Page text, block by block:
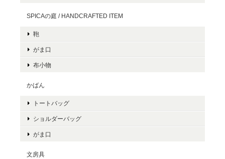
SPICAの庭 / HANDCRAFTED ITEM
鞄
がま口
布小物
かばん
トートバッグ
ショルダーバッグ
がま口
文房具